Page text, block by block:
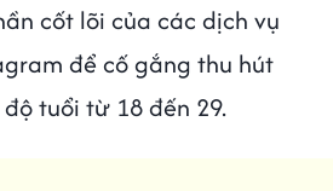
cốt lõi của các dịch vụ
để cố gắng thu hút
tuổi từ 18 đến 29.